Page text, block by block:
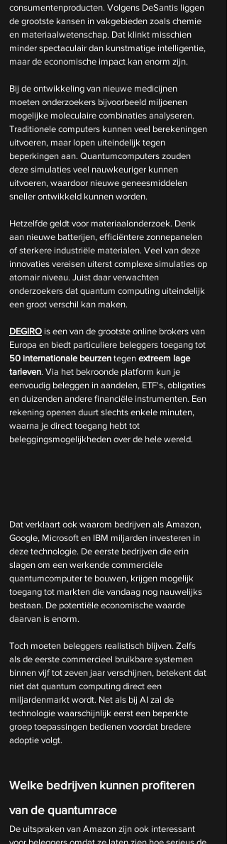
consumentenproducten. Volgens DeSantis liggen
de grootste kansen in vakgebieden zoals chemie
en materiaalwetenschap. Dat klinkt misschien
minder spectaculair dan kunstmatige intelligentie,
maar de economische impact kan enorm zijn.
Bij de ontwikkeling van nieuwe medicijnen
moeten onderzoekers bijvoorbeeld miljoenen
mogelijke moleculaire combinaties analyseren.
Traditionele computers kunnen veel berekeningen
uitvoeren, maar lopen uiteindelijk tegen
beperkingen aan. Quantumcomputers zouden
deze simulaties veel nauwkeuriger kunnen
uitvoeren, waardoor nieuwe geneesmiddelen
sneller ontwikkeld kunnen worden.
Hetzelfde geldt voor materiaalonderzoek. Denk
aan nieuwe batterijen, efficiëntere zonnepanelen
of sterkere industriële materialen. Veel van deze
innovaties vereisen uiterst complexe simulaties op
atomair niveau. Juist daar verwachten
onderzoekers dat quantum computing uiteindelijk
een groot verschil kan maken.
DEGIRO is een van de grootste online brokers van
Europa en biedt particuliere beleggers toegang tot
50 internationale beurzen tegen extreem lage
tarieven. Via het bekroonde platform kun je
eenvoudig beleggen in aandelen, ETF's, obligaties
en duizenden andere financiële instrumenten. Een
rekening openen duurt slechts enkele minuten,
waarna je direct toegang hebt tot
beleggingsmogelijkheden over de hele wereld.
Dat verklaart ook waarom bedrijven als Amazon,
Google, Microsoft en IBM miljarden investeren in
deze technologie. De eerste bedrijven die erin
slagen om een werkende commerciële
quantumcomputer te bouwen, krijgen mogelijk
toegang tot markten die vandaag nog nauwelijks
bestaan. De potentiële economische waarde
daarvan is enorm.
Toch moeten beleggers realistisch blijven. Zelfs
als de eerste commercieel bruikbare systemen
binnen vijf tot zeven jaar verschijnen, betekent dat
niet dat quantum computing direct een
miljardenmarkt wordt. Net als bij AI zal de
technologie waarschijnlijk eerst een beperkte
groep toepassingen bedienen voordat bredere
adoptie volgt.
Welke bedrijven kunnen profiteren
van de quantumrace
De uitspraken van Amazon zijn ook interessant